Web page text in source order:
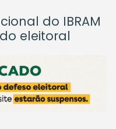
do IBRAM
eleitoral